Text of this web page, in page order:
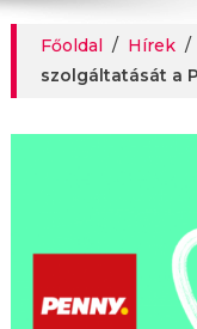
Főoldal / Hírek /
szolgáltatását a